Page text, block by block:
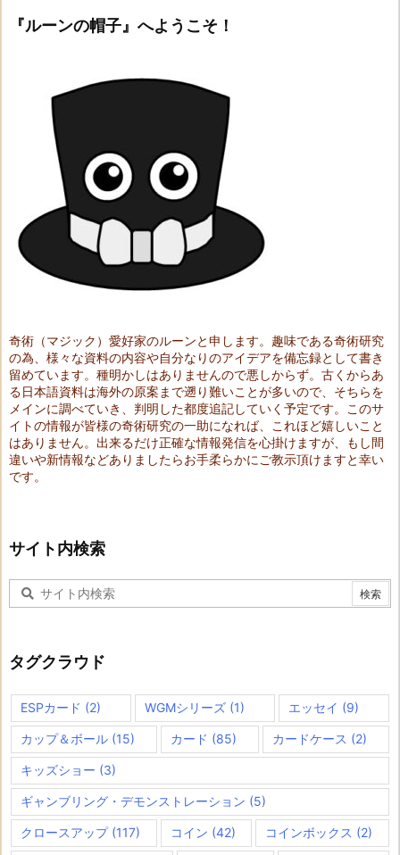
『ルーンの帽子』へようこそ！
奇術（マジック）愛好家のルーンと申します。趣味である奇術研究
の為、様々な資料の内容や自分なりのアイデアを備忘録として書き
留めています。種明かしはありませんので悪しからず。古くからあ
る日本語資料は海外の原案まで遡り難いことが多いので、そちらを
メインに調べていき、判明した都度追記していく予定です。このサ
イトの情報が皆様の奇術研究の一助になれば、これほど嬉しいこと
はありません。出来るだけ正確な情報発信を心掛けますが、もし間
違いや新情報などありましたらお手柔らかにご教示頂けますと幸い
です。
サイト内検索
タグクラウド
ESPカード (2) WGMシリーズ (1) エッセイ (9)
カップ＆ボール (15) カード (85) カードケース (2)
キッズショー (3)
ギャンブリング・デモンストレーション (5)
クロースアップ(117) コイン (42) コインボックス (2)